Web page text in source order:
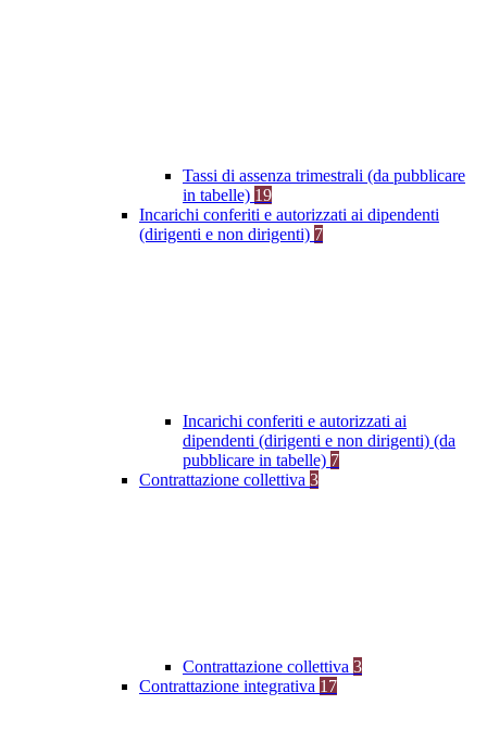
Tassi di assenza trimestrali (da pubblicare
in tabelle) 19
Incarichi conferiti e autorizzati ai dipendenti
(dirigenti e non dirigenti) 7
Incarichi conferiti e autorizzati ai
dipendenti (dirigenti e non dirigenti) (da
pubblicare in tabelle) 7
Contrattazione collettiva 3
Contrattazione collettiva 3
Contrattazione integrativa 17